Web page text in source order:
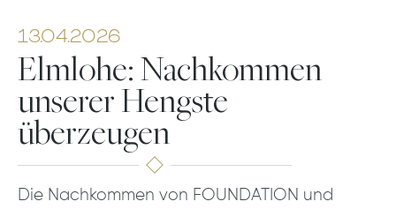
13.04.2026
Elmlohe: Nachkommen
unserer Hengste
überzeugen
Die Nachkommen von FOUNDATION und